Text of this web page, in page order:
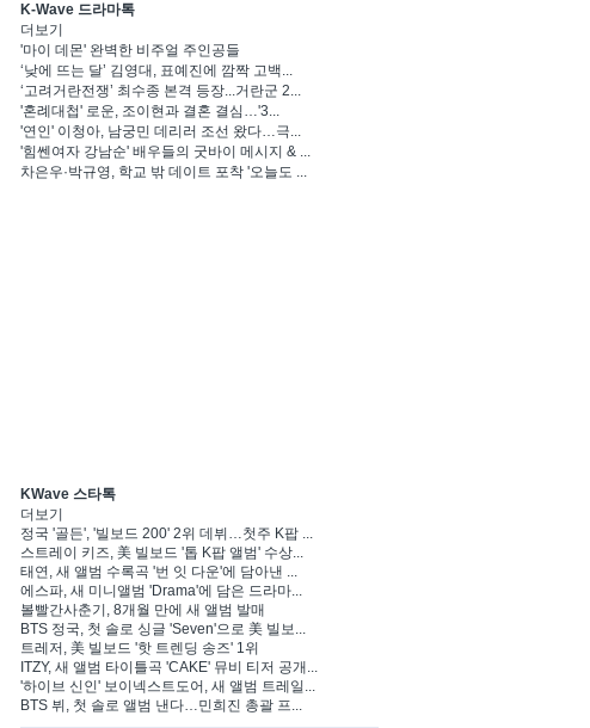
K-Wave 드라마톡
더보기
'마이 데몬' 완벽한 비주얼 주인공들
‘낮에 뜨는 달’ 김영대, 표예진에 깜짝 고백...
‘고려거란전쟁’ 최수종 본격 등장...거란군 2...
'혼례대첩' 로운, 조이현과 결혼 결심…'3...
'연인' 이청아, 남궁민 데리러 조선 왔다…극...
'힘쎈여자 강남순' 배우들의 굿바이 메시지 & ...
차은우·박규영, 학교 밖 데이트 포착 '오늘도 ...
KWave 스타톡
더보기
정국 '골든', '빌보드 200' 2위 데뷔…첫주 K팝 ...
스트레이 키즈, 美 빌보드 '톱 K팝 앨범' 수상...
태연, 새 앨범 수록곡 '번 잇 다운'에 담아낸 ...
에스파, 새 미니앨범 'Drama'에 담은 드라마...
볼빨간사춘기, 8개월 만에 새 앨범 발매
BTS 정국, 첫 솔로 싱글 'Seven'으로 美 빌보...
트레저, 美 빌보드 '핫 트렌딩 송즈' 1위
ITZY, 새 앨범 타이틀곡 'CAKE' 뮤비 티저 공개...
'하이브 신인' 보이넥스트도어, 새 앨범 트레일...
BTS 뷔, 첫 솔로 앨범 낸다…민희진 총괄 프...